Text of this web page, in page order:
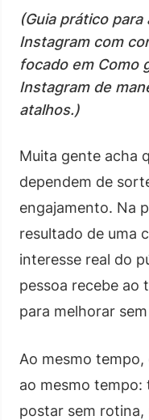
(Guia prático
Instagram com
focado em Como
Instagram de
atalhos.)
Muita gente acha
dependem de
engajamento. Na
resultado de uma
interesse real do
pessoa recebe ao
para melhorar
Ao mesmo
ao mesmo
postar sem rotina,